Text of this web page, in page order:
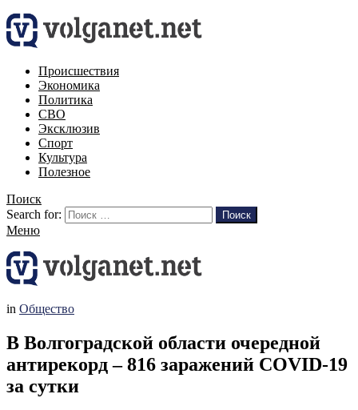
Происшествия
Экономика
Политика
СВО
Эксклюзив
Спорт
Культура
Полезное
Поиск
Search for:
Поиск
Меню
in Общество
В Волгоградской области очередной
антирекорд – 816 заражений COVID-19
за сутки